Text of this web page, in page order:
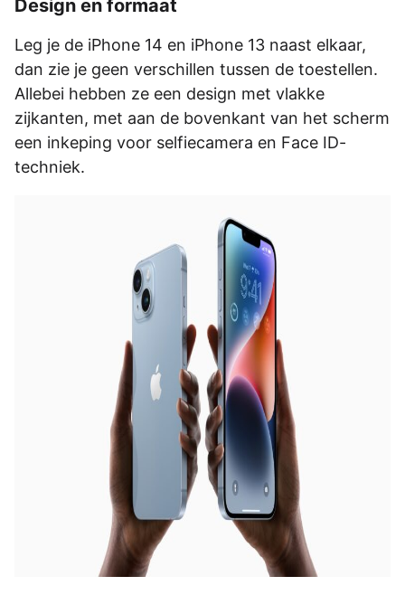
Design en formaat
Leg je de iPhone 14 en iPhone 13 naast elkaar,
dan zie je geen verschillen tussen de toestellen.
Allebei hebben ze een design met vlakke
zijkanten, met aan de bovenkant van het scherm
een inkeping voor selfiecamera en Face ID-
techniek.